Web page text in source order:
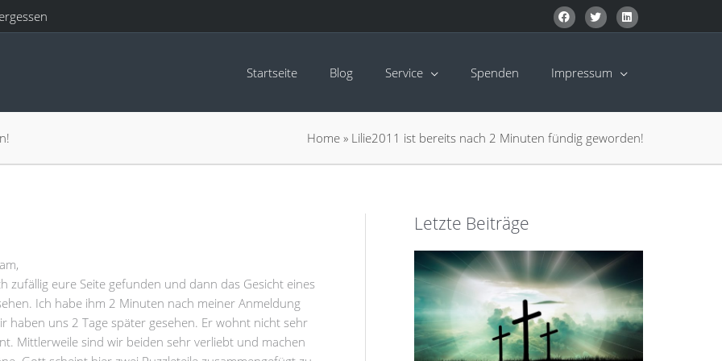
Startseite Blog Service Spenden Impressum
Home » Lilie2011 ist bereits nach 2 Minuten fündig geworden!
zufällig eure Seite gefunden und dann das Gesicht eines
Ich habe ihm 2 Minuten nach meiner Anmeldung
haben uns 2 Tage später gesehen. Er wohnt nicht sehr
Mittlerweile sind wir beiden sehr verliebt und machen
Letzte Beiträge